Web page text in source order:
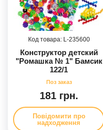
235600
Конструктор детский
"Ромашка № 1" Бамсик
122/1
181 грн.
Повідомити про
надходження